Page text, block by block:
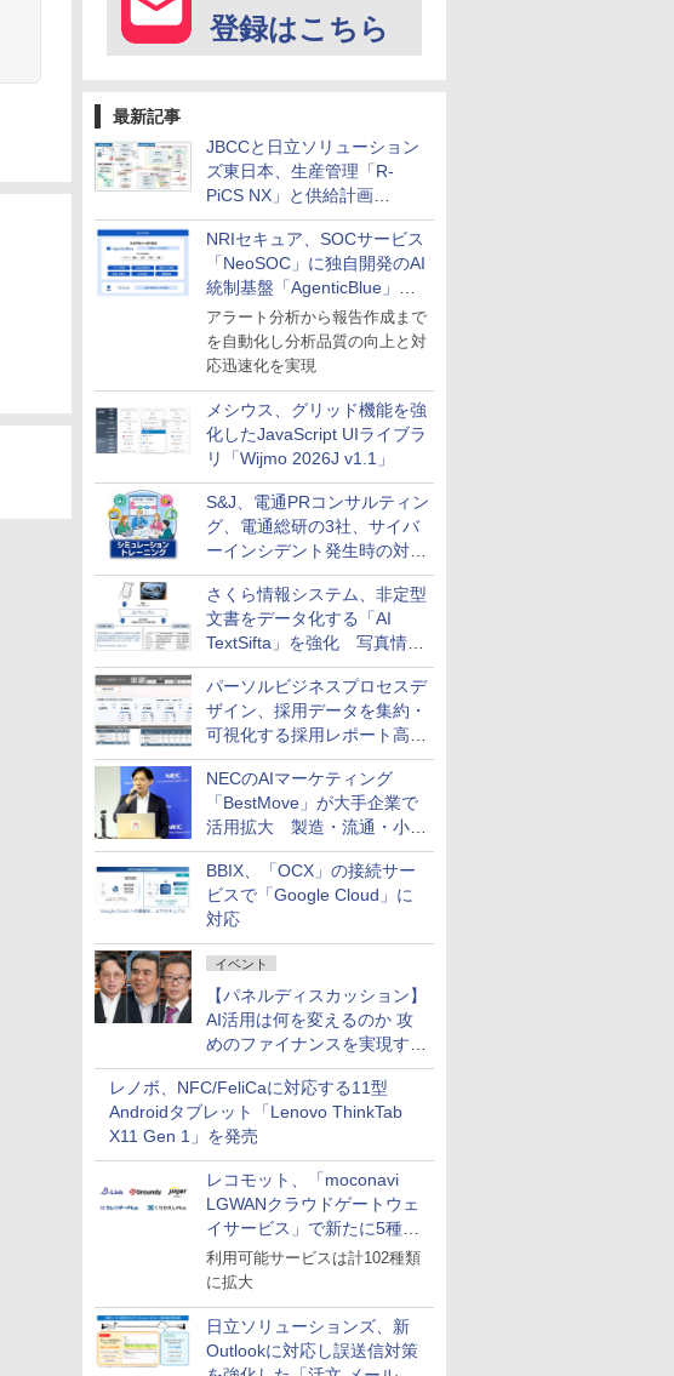
登録はこちら
最新記事
JBCCと日立ソリューション
ズ東日本、生産管理「R-
PiCS NX」と供給計画
「scSQUARE ISP」の連携サ
ービスを提供開始
NRIセキュア、SOCサービス
「NeoSOC」に独自開発のAI
統制基盤「AgenticBlue」を
導入
アラート分析から報告作成まで
を自動化し分析品質の向上と対
応迅速化を実現
メシウス、グリッド機能を強
化したJavaScript UIライブラ
リ「Wijmo 2026J v1.1」
S&J、電通PRコンサルティン
グ、電通総研の3社、サイバ
ーインシデント発生時の対応
と危機管理広報を一体的に訓
練するプログラムを提供
さくら情報システム、非定型
文書をデータ化する「AI
TextSifta」を強化 写真情報
のデータ化などに対応
パーソルビジネスプロセスデ
ザイン、採用データを集約・
可視化する採用レポート高速
化サービスを提供
NECのAIマーケティング
「BestMove」が大手企業で
活用拡大 製造・流通・小売
企業・広告代理店などが実装
フェーズへ
BBIX、「OCX」の接続サー
ビスで「Google Cloud」に
対応
イベント
【パネルディスカッション】
AI活用は何を変えるのか 攻
めのファイナンスを実現する
業務設計とマインドセット変
革
レノボ、NFC/FeliCaに対応する11型
Androidタブレット「Lenovo ThinkTab
X11 Gen 1」を発売
レコモット、「moconavi
LGWANクラウドゲートウェ
イサービス」で新たに5種類
のサービスと連携開始
利用可能サービスは計102種類
に拡大
日立ソリューションズ、新
Outlookに対応し誤送信対策